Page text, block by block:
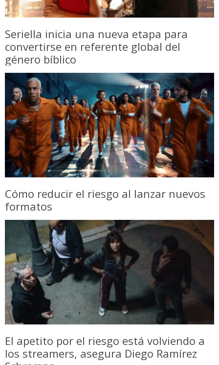
Seriella inicia una nueva etapa para
convertirse en referente global del
género bíblico
Cómo reducir el riesgo al lanzar nuevos
formatos
El apetito por el riesgo está volviendo a
los streamers, asegura Diego Ramírez